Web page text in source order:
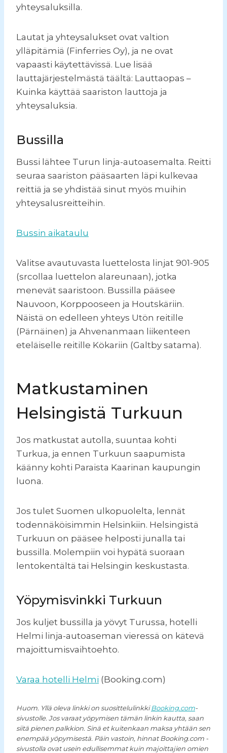
yhteysaluksilla.
Lautat ja yhteysalukset ovat valtion
ylläpitämiä (Finferries Oy), ja ne ovat
vapaasti käytettävissä. Lue lisää
lauttajärjestelmästä täältä: Lauttaopas –
Kuinka käyttää saariston lauttoja ja
yhteysaluksia.
Bussilla
Bussi lähtee Turun linja-autoasemalta. Reitti
seuraa saariston pääsaarten läpi kulkevaa
reittiä ja se yhdistää sinut myös muihin
yhteysalusreitteihin.
Bussin aikataulu
Valitse avautuvasta luettelosta linjat 901-905
(srcollaa luettelon alareunaan), jotka
menevät saaristoon. Bussilla pääsee
Nauvoon, Korppooseen ja Houtskäriin.
Näistä on edelleen yhteys Utön reitille
(Pärnäinen) ja Ahvenanmaan liikenteen
eteläiselle reitille Kökariin (Galtby satama).
Matkustaminen
Helsingistä Turkuun
Jos matkustat autolla, suuntaa kohti
Turkua, ja ennen Turkuun saapumista
käänny kohti Paraista Kaarinan kaupungin
luona.
Jos tulet Suomen ulkopuolelta, lennät
todennäköisimmin Helsinkiin. Helsingistä
Turkuun on pääsee helposti junalla tai
bussilla. Molempiin voi hypätä suoraan
lentokentältä tai Helsingin keskustasta.
Yöpymisvinkki Turkuun
Jos kuljet bussilla ja yövyt Turussa, hotelli
Helmi linja-autoaseman vieressä on kätevä
majoittumisvaihtoehto.
Varaa hotelli Helmi (Booking.com)
Huom. Yllä oleva linkki on suosittelulinkkiBooking.com-
sivustolle. Jos varaat yöpymisen tämän linkin kautta, saan
siitä pienen palkkion. Sinä et kuitenkaan maksa yhtään sen
enempää yöpymisestä. Päin vastoin, hinnat Booking.com -
sivustolla ovat usein edullisemmat kuin majoittajien omien